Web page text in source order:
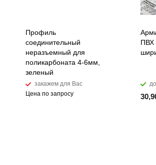
Профиль
соединительный
неразъемный для
поликарбоната 4-6мм,
зеленый
закажем для Вас
Цена по запросу
ПВХ